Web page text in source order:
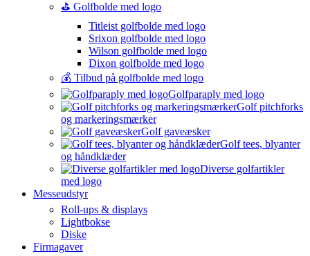
⛳️ Golfbolde med logo
Titleist golfbolde med logo
Srixon golfbolde med logo
Wilson golfbolde med logo
Dixon golfbolde med logo
💰 Tilbud på golfbolde med logo
Golfparaply med logo
Golf pitchforks
og markeringsmærker
Golf gaveæsker
Golf tees, blyanter
og håndklæder
Diverse golfartikler
med logo
Messeudstyr
Roll-ups & displays
Lightbokse
Diske
Firmagaver